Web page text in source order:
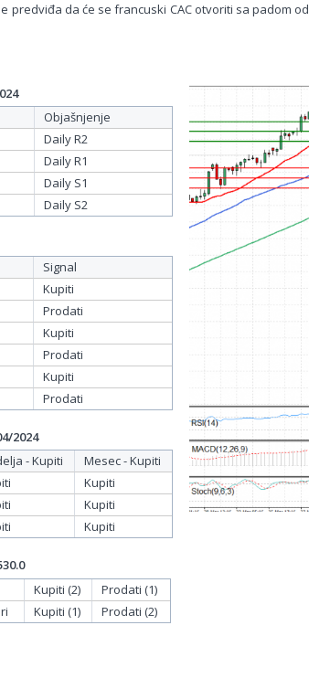
predviđa da će se francuski CAC otvoriti sa padom
Objašnjenje
Daily R2
Daily R1
Daily S1
Daily S2
Signal
Kupiti
Prodati
Kupiti
Prodati
Kupiti
Prodati
2024
- Kupiti
Mesec - Kupiti
Kupiti
Kupiti
Kupiti
Kupiti (2)
Prodati (1)
Kupiti (1) Prodati (2)